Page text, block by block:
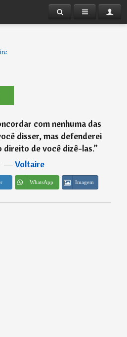
com nenhuma das
disser, mas defenderei
direito de você dizê-las.”
―Voltaire
WhatsApp Imagem